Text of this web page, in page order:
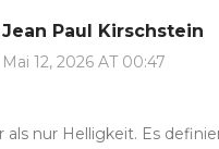
Jean Paul Kirschstein
Mai 12, 2026 AT 00:47
als nur Helligkeit. Es